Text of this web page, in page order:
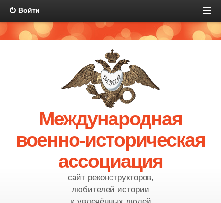
Войти
Международная
военно-историческая
ассоциация
сайт реконструкторов,
любителей истории